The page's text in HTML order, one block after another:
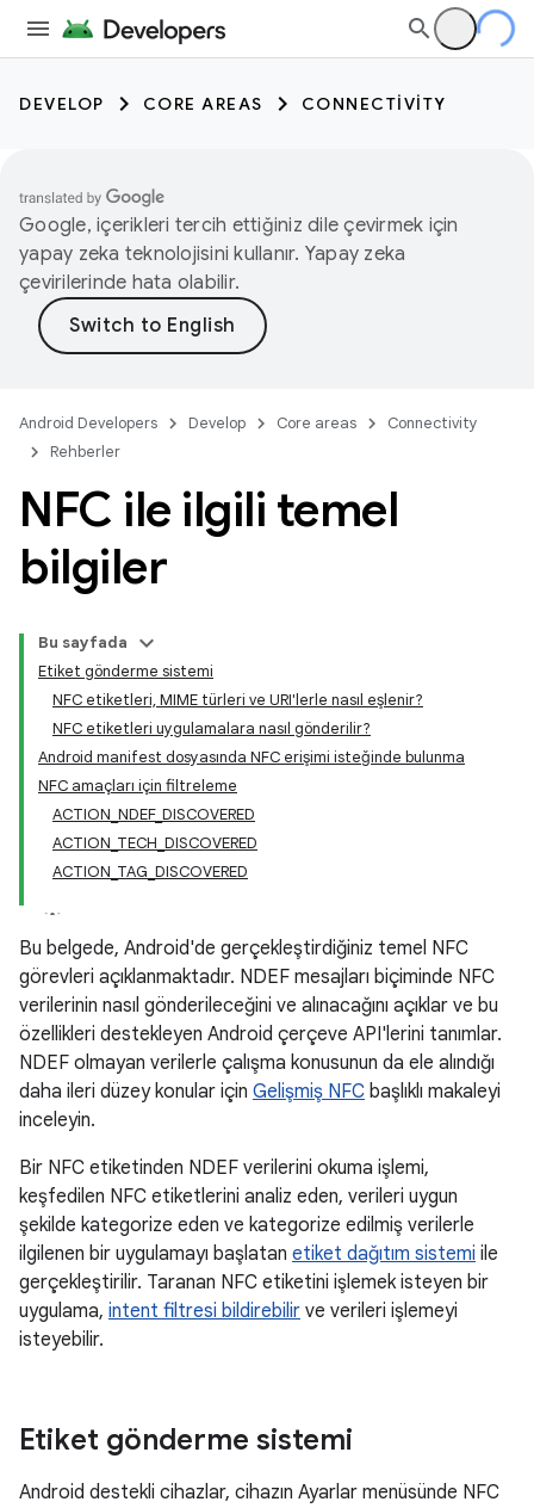
DEVELOP CORE AREAS CONNECTIVITY
Google, içerikleri tercih ettiğiniz dile çevirmek için
yapay zeka teknolojisini kullanır. Yapay zeka
çevirilerinde hata olabilir.
Android Developers Develop Core areas
Connectivity
Rehberler
NFC ile ilgili temel
bilgiler
Bu sayfada
Etiket gönderme sistemi
NFC etiketleri, MIME türleri ve URI'lerle nasıl eşlenir?
NFC etiketleri uygulamalara nasıl gönderilir?
Android manifest dosyasında NFC erişimi isteğinde bulunma
NFC amaçları için filtreleme
ACTION_NDEF_DISCOVERED
ACTION_TECH_DISCOVERED
ACTION_TAG_DISCOVERED
Bu belgede, Android'de gerçekleştirdiğiniz temel NFC
görevleri açıklanmaktadır. NDEF mesajları biçiminde NFC
verilerinin nasıl gönderileceğini ve alınacağını açıklar ve bu
özellikleri destekleyen Android çerçeve API'lerini tanımlar.
NDEF olmayan verilerle çalışma konusunun da ele alındığı
daha ileri düzey konular için Gelişmiş NFC başlıklı makaleyi
inceleyin.
Bir NFC etiketinden NDEF verilerini okuma işlemi,
keşfedilen NFC etiketlerini analiz eden, verileri uygun
şekilde kategorize eden ve kategorize edilmiş verilerle
ilgilenen bir uygulamayı başlatan etiket dağıtım sistemi ile
gerçekleştirilir. Taranan NFC etiketini işlemek isteyen bir
uygulama, intent filtresi bildirebilir ve verileri işlemeyi
isteyebilir.
Etiket gönderme sistemi
Android destekli cihazlar, cihazın Ayarlar menüsünde NFC